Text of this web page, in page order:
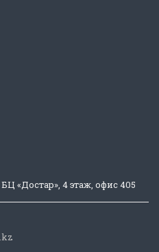
«Достар», 4 этаж, офис 405